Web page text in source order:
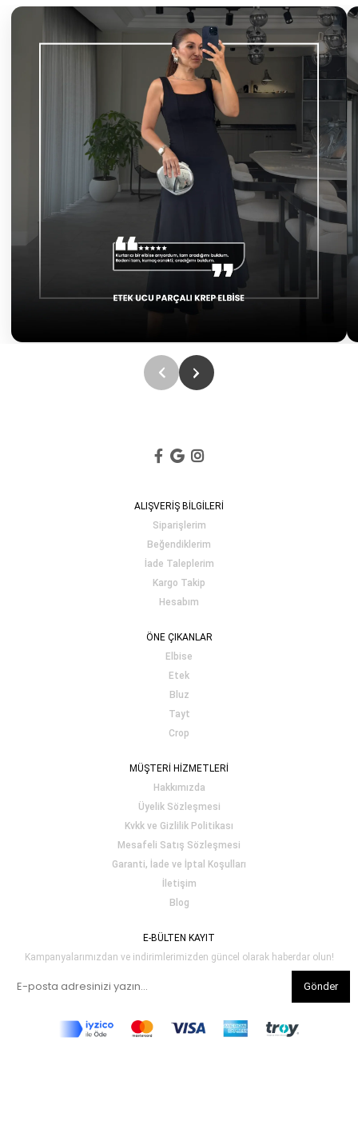
ALIŞVERİŞ BİLGİLERİ
Siparişlerim
Beğendiklerim
İade Taleplerim
Kargo Takip
Hesabım
ÖNE ÇIKANLAR
Elbise
Etek
Bluz
Tayt
Crop
MÜŞTERİ HİZMETLERİ
Hakkımızda
Üyelik Sözleşmesi
Kvkk ve Gizlilik Politikası
Mesafeli Satış Sözleşmesi
Garanti, İade ve İptal Koşulları
İletişim
Blog
E-BÜLTEN KAYIT
Kampanyalarımızdan ve indirimlerimizden güncel olarak haberdar olun!
Gönder